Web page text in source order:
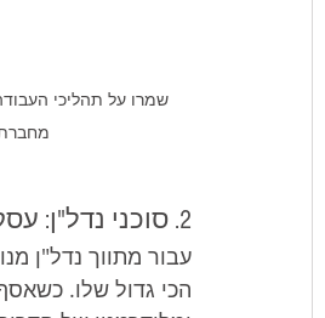
2. סוכני נדל"ן: עסקאות Off-Market לא נסגרות בפוסטים ציבוריים
עבור מתווך נדל"ן